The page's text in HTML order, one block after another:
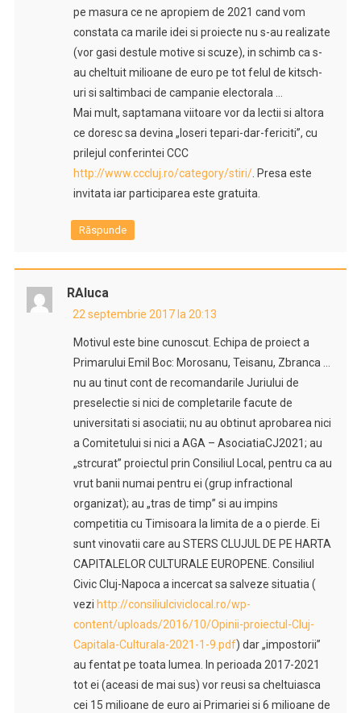
pe masura ce ne apropiem de 2021 cand vom
constata ca marile idei si proiecte nu s-au realizate
(vor gasi destule motive si scuze), in schimb ca s-
au cheltuit milioane de euro pe tot felul de kitsch-
uri si saltimbaci de campanie electorala …
Mai mult, saptamana viitoare vor da lectii si altora
ce doresc sa devina „loseri tepari-dar-fericiti”, cu
prilejul conferintei CCC
http://www.cccluj.ro/category/stiri/. Presa este
invitata iar participarea este gratuita.
Răspunde
RAluca
22 septembrie 2017 la 20:13
Motivul este bine cunoscut. Echipa de proiect a
Primarului Emil Boc: Morosanu, Teisanu, Zbranca …
nu au tinut cont de recomandarile Juriului de
preselectie si nici de completarile facute de
universitati si asociatii; nu au obtinut aprobarea nici
a Comitetului si nici a AGA – AsociatiaCJ2021; au
„strcurat” proiectul prin Consiliul Local, pentru ca au
vrut banii numai pentru ei (grup infractional
organizat); au „tras de timp” si au impins
competitia cu Timisoara la limita de a o pierde. Ei
sunt vinovatii care au STERS CLUJUL DE PE HARTA
CAPITALELOR CULTURALE EUROPENE. Consiliul
Civic Cluj-Napoca a incercat sa salveze situatia (
vezi http://consiliulciviclocal.ro/wp-
content/uploads/2016/10/Opinii-proiectul-Cluj-
Capitala-Culturala-2021-1-9.pdf) dar „impostorii”
au fentat pe toata lumea. In perioada 2017-2021
tot ei (aceasi de mai sus) vor reusi sa cheltuiasca
cei 15 milioane de euro ai Primariei si 6 milioane de